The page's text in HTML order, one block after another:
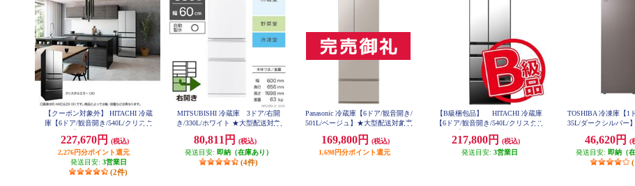
【クーポン対象外】 HITACHI 冷蔵
庫【6ドア/観音開き/540L/クリスタ
-HXC54X-X
227,670円
(税込)
2,276円分ポイント還元
発送目安: 3営業日
(2件)
MITSUBISHI 冷蔵庫 3ドア/右開
き/330L/ホワイト ★大型配送対象
80,811円
(税込)
発送目安: 即納（在庫あり）
(4件)
Panasonic 冷蔵庫【6ドア/観音開き/
501L/ベージュ】★大型配送対象商
169,800円
(税込)
1,698円分ポイント還元
【B級梱包品】 HITACHI 冷蔵庫
【6ドア/観音開き/540L/クリスタル
RHXC54X-X
217,800円
(税込)
発送目安: 3営業日
TOSHIBA 冷凍庫【1
35L/ダークシルバー
46,620円
(
発送目安: 即納（